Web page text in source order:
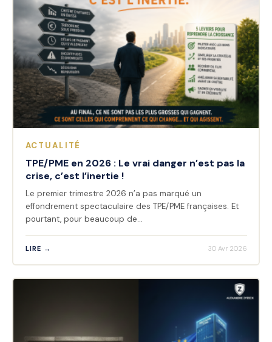
ACTUALITÉ
TPE/PME en 2026 : Le vrai danger n’est pas la
crise, c’est l’inertie !
Le premier trimestre 2026 n’a pas marqué un
effondrement spectaculaire des TPE/PME françaises. Et
pourtant, pour beaucoup de…
LIRE → 30 Avr 2026